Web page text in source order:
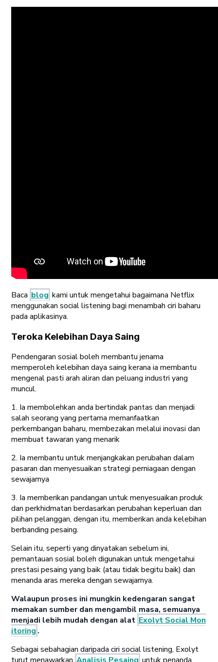
Baca blog kami untuk mengetahui bagaimana Netflix
menggunakan social listening bagi menambah ciri baharu
pada aplikasinya.
Teroka Kelebihan Daya Saing
Pendengaran sosial boleh membantu jenama
memperoleh kelebihan daya saing kerana ia membantu
mengenal pasti arah aliran dan peluang industri yang
muncul.
1. Ia membolehkan anda bertindak pantas dan menjadi
salah seorang yang pertama memanfaatkan
perkembangan baharu, membezakan melalui inovasi dan
membuat tawaran yang menarik
2. Ia membantu untuk menjangkakan perubahan dalam
pasaran dan menyesuaikan strategi perniagaan dengan
sewajarnya
3. Ia memberikan pandangan untuk menyesuaikan produk
dan perkhidmatan berdasarkan perubahan keperluan dan
pilihan pelanggan, dengan itu, memberikan anda kelebihan
berbanding pesaing.
Selain itu, seperti yang dinyatakan sebelum ini,
pemantauan sosial boleh digunakan untuk mengetahui
prestasi pesaing yang baik (atau tidak begitu baik) dan
menanda aras mereka dengan sewajarnya.
Walaupun proses ini mungkin kedengaran sangat
memakan sumber dan mengambil masa, semuanya
menjadi lebih mudah dengan alat Exolyt Social Mon
itoring .
Sebagai sebahagian daripada ciri social listening, Exolyt